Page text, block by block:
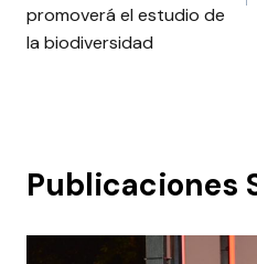
promoverá el estudio de
la biodiversidad
Publicaciones